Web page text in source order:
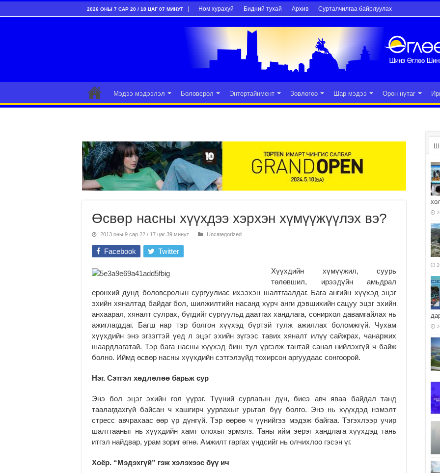
2026 ОНЫ 7 САР 20 / 18 ЦАГ 07 МИНУТ Ном хурахуй Бидний тухай Архив Сурталчилгаа байрлуулах
Мэдээ мэдээлэл Боловсрол Энтертайнмент Зөвлөгөө Шар мэдээ Орон нутаг
Өсвөр насны хүүхдээ хэрхэн хүмүүжүүлэх вэ?
2013 оны 9 сар 22 / 17 цаг 39 минут Uncategorized
Facebook Twitter
Хүүхдийн хүмүүжил, суурь
төлөвшил, ирээдүйн амьдрал
ерөнхий дунд боловсролын сургуулиас ихээхэн шалтгаалдаг. Бага ангийн хүүхэд эцэг
эхийн хяналтад байдаг бол, шилжилтийн насанд хүрч анги дэвшихийн сацуу эцэг эхийн
анхаарал, хяналт сулрах, бүгдийг сургуульд даатгах хандлага, сонирхол давамгайлах нь
ажиглагддаг. Багш нар тэр болгон хүүхэд бүртэй тулж ажиллах боломжгүй. Чухам
хүүхдийн энэ эгзэгтэй үед л эцэг эхийн зүгээс тавих хяналт илүү сайжрах, чанаржих
шаардлагатай. Тэр бага насны хүүхэд биш тул үргэлж тантай санал нийлэхгүй ч байж
болно. Иймд өсвөр насны хүүхдийн сэтгэлзүйд тохирсон аргуудаас сонгоорой.
Нэг. Сэтгэл хөдлөлөө барьж сур
Энэ бол эцэг эхийн гол үүрэг. Түүний сурлагын дүн, биеэ авч яваа байдал танд
таалагдахгүй байсан ч хашгирч уурлахыг урьтал бүү болго. Энэ нь хүүхдэд нэмэлт
стресс авчрахаас өөр үр дүнгүй. Тэр өөрөө ч үүнийгээ мэдэж байгаа. Тэгэхлээр учир
шалтгааныг нь хүүхдийн хамт олохыг эрмзлз. Таны ийм эерэг хандлага хүүхдэд тань
итгэл найдвар, урам зориг өгнө. Амжилт гаргах үндсийг нь олчихлоо гэсэн үг.
Хоёр. “Мэдэхгүй” гэж хэлэхээс бүү ич